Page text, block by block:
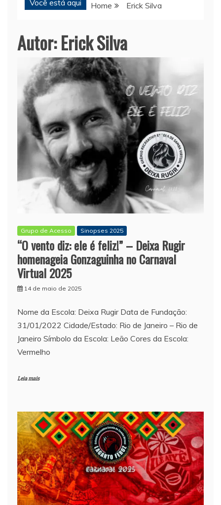
Você está aqui Home Erick Silva
Autor:Erick Silva
Grupo de Acesso Sinopses 2025
“O vento diz: ele é feliz!” – Deixa Rugir
homenageia Gonzaguinha no Carnaval
Virtual 2025
14 de maio de 2025
Nome da Escola: Deixa Rugir Data de Fundação:
31/01/2022 Cidade/Estado: Rio de Janeiro – Rio de
Janeiro Símbolo da Escola: Leão Cores da Escola:
Vermelho
Leia mais